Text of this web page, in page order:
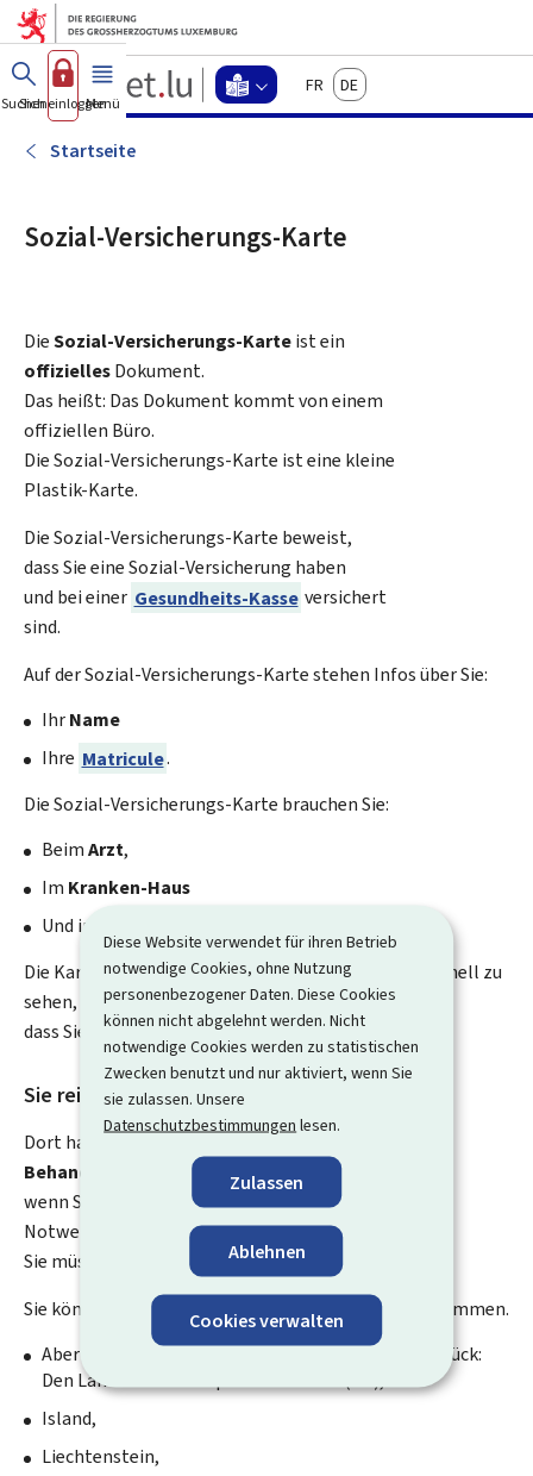
Diese Website verwendet für ihren Betrieb
notwendige Cookies, ohne Nutzung
personenbezogener Daten. Diese Cookies
können nicht abgelehnt werden. Nicht
notwendige Cookies werden zu statistischen
Zwecken benutzt und nur aktiviert, wenn Sie
sie zulassen. Unsere
Datenschutzbestimmungen lesen.
Zulassen
Ablehnen
Cookies verwalten
Zum Hauptmenü
Zum Inhalt
Guichet.lu
Changer
d'espace
actif
FrançaisDeutsch
Suchen
Sich einloggen
Menü Haupt-
Startseite
Sozial-Versicherungs-Karte
DieSozial-Versicherungs-Karteist ein
offiziellesDokument.
Das heißt: Das Dokument kommt von einem
offiziellen Büro.
Die Sozial-Versicherungs-Karte ist eine kleine
Plastik-Karte.
Die Sozial-Versicherungs-Karte beweist,
dass Sie eine Sozial-Versicherung haben
und bei einer Gesundheits-Kasse versichert
sind.
Auf der Sozial-Versicherungs-Karte stehen Infos über Sie:
IhrName
Ihre Matricule.
Die Sozial-Versicherungs-Karte brauchen Sie:
BeimArzt,
Im Kranken-Haus
Und in der
Die Karte hilft dem Arzt oder dem Kranken-Haus schnell zu
sehen,
dass Sie eineSozial-Versicherunghaben.
Sie reisen ins Ausland?
Dort haben Sie auch das Recht auf
Behandlungen
wenn Sie eine
Sozial-Versicherunghaben.
Notwendig heißt: Die Behandlung ist sehr wichtig.
Sie müssen die Behandlung bekommen.
Sie können überall im Ausland eine Behandlung bekommen.
Aber nur in diesen Ländern bekommen Sie Geld zurück:
Den Ländern der Europäischen Union (EU),
Island,
Liechtenstein,